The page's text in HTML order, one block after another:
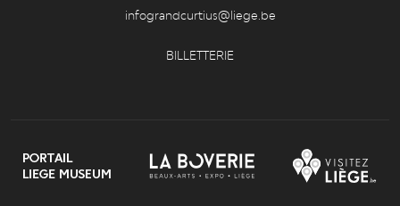
infograndcurtius@liege.be
BILLETTERIE